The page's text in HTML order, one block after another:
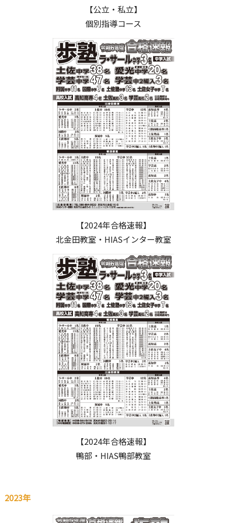
【公立・私立】
個別指導コース
【2024年合格速報】
北金田教室・HIASインター教室
【2024年合格速報】
鴨部・HIAS鴨部教室
2023年